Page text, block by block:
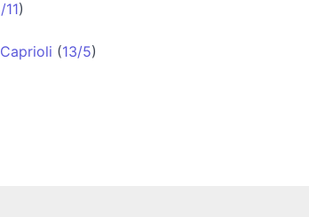
11)
(13/5)